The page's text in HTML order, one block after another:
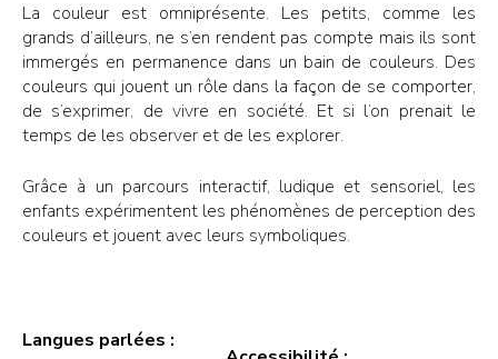
La couleur est omniprésente. Les petits, comme les
grands d’ailleurs, ne s’en rendent pas compte mais ils sont
immergés en permanence dans un bain de couleurs. Des
couleurs qui jouent un rôle dans la façon de se comporter,
de s’exprimer, de vivre en société. Et si l’on prenait le
temps de les observer et de les explorer.
Grâce à un parcours interactif, ludique et sensoriel, les
enfants expérimentent les phénomènes de perception des
couleurs et jouent avec leurs symboliques.
Langues parlées :